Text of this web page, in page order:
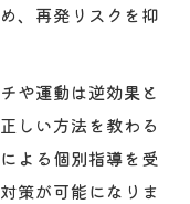
、再発リスクを抑
や運動は逆効果と
しい方法を教わる
よる個別指導を受
策が可能になりま